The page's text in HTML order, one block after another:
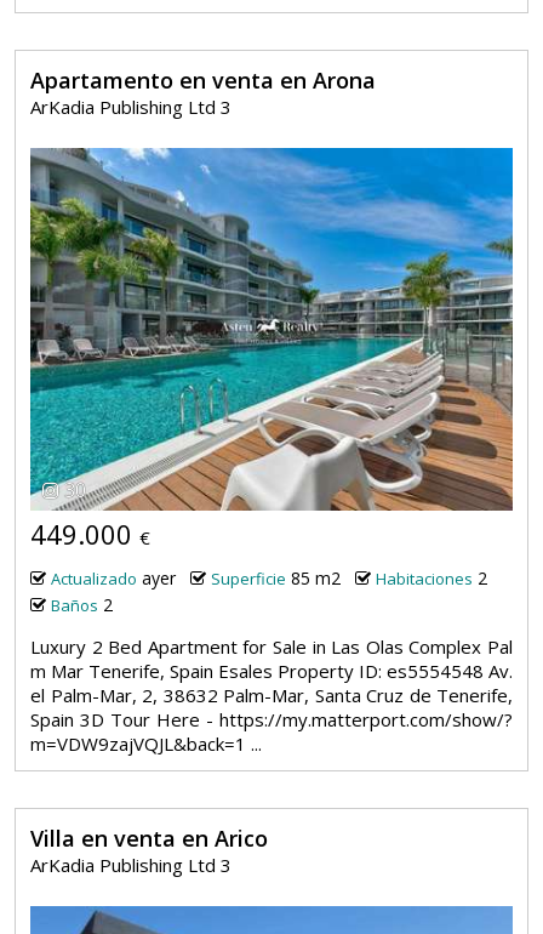
Apartamento en venta en Arona
ArKadia Publishing Ltd 3
30
449.000 €
Actualizado ayer Superficie 85 m2 Habitaciones 2
Baños 2
Luxury 2 Bed Apartment for Sale in Las Olas Complex Pal
m Mar Tenerife, Spain Esales Property ID: es5554548 Av.
el Palm-Mar, 2, 38632 Palm-Mar, Santa Cruz de Tenerife,
Spain 3D Tour Here - https://my.matterport.com/show/?
m=VDW9zajVQJL&back=1 ...
Villa en venta en Arico
ArKadia Publishing Ltd 3